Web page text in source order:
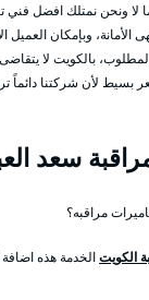
لا ونحن نمتلك افضل
الأمانة، وبإمكان
بالكويت لا
لأن شركتنا دائماً
سعد
مراقبه؟
الكويتالخدمة هذه